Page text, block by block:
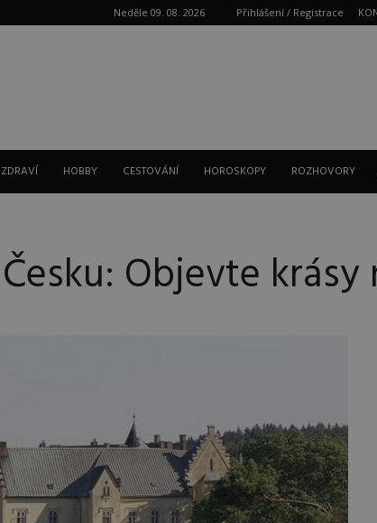
Neděle 09. 08. 2026 Přihlášení / Registrace
HOBBY CESTOVÁNÍ HOROSKOPY ROZHOVORY
Objevte krásy